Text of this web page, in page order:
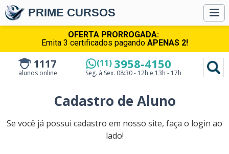
OFERTA PRORROGADA:
Emita 3 certificados pagando APENAS 2!
PRIME CURSOS
1117
alunos online
(11) 3958-4150
Seg. à Sex. 08:30 - 12h e 13h - 17h
Cadastro de Aluno
Se você já possui cadastro em nosso site, faça o login ao
lado!